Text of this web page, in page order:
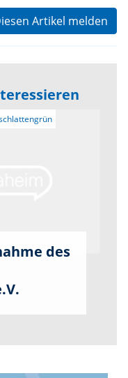
Artikel melden
TSV Pechbrunn-Groschlattengrün
des